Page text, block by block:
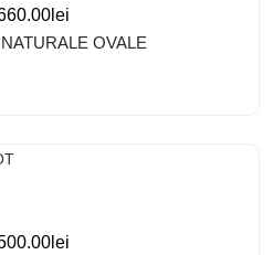
lei
OVALE
lei